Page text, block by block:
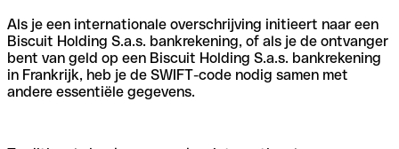
Als je een internationale overschrijving initieert naar een
Biscuit Holding S.a.s. bankrekening, of als je de ontvanger
bent van geld op een Biscuit Holding S.a.s. bankrekening
in Frankrijk, heb je de SWIFT-code nodig samen met
andere essentiële gegevens.